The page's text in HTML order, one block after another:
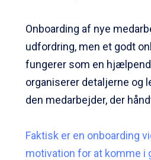
Onboarding af nye
udfordring, men et godt
fungerer som en
organiserer detaljerne og
den medarbejder, der
Faktisk er en onboarding
motivation for at komme i